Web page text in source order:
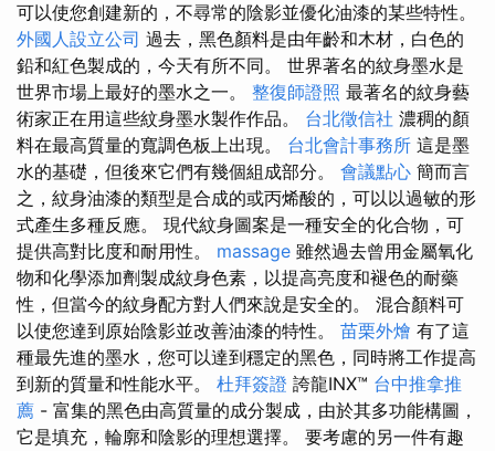
可以使您創建新的，不尋常的陰影並優化油漆的某些特性。
外國人設立公司 過去，黑色顏料是由年齡和木材，白色的
鉛和紅色製成的，今天有所不同。 世界著名的紋身墨水是
世界市場上最好的墨水之一。 整復師證照 最著名的紋身藝
術家正在用這些紋身墨水製作作品。 台北徵信社 濃稠的顏
料在最高質量的寬調色板上出現。 台北會計事務所 這是墨
水的基礎，但後來它們有幾個組成部分。 會議點心 簡而言
之，紋身油漆的類型是合成的或丙烯酸的，可以以過敏的形
式產生多種反應。 現代紋身圖案是一種安全的化合物，可
提供高對比度和耐用性。 massage 雖然過去曾用金屬氧化
物和化學添加劑製成紋身色素，以提高亮度和褪色的耐藥
性，但當今的紋身配方對人們來說是安全的。 混合顏料可
以使您達到原始陰影並改善油漆的特性。 苗栗外燴 有了這
種最先進的墨水，您可以達到穩定的黑色，同時將工作提高
到新的質量和性能水平。 杜拜簽證 誇龍INX™ 台中推拿推
薦 - 富集的黑色由高質量的成分製成，由於其多功能構圖，
它是填充，輪廓和陰影的理想選擇。 要考慮的另一件有趣